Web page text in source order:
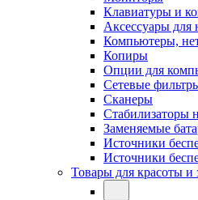
Клавиатуры и
Аксессуары для
Компьютеры,
Копиры
Опции для
Сетевые
Сканеры
Стабилизаторы
Заменяемые
Источники
Источники
Товары для красоты и